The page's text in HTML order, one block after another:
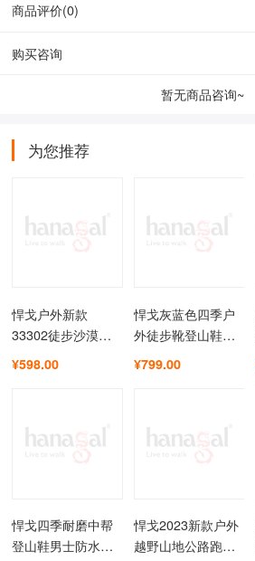
商品评价(0)
购买咨询
暂无商品咨询~
为您推荐
悍戈户外新款
33302徒步沙漠靴
¥598.00
悍戈灰蓝色四季户
外徒步靴登山鞋全
¥799.00
悍戈四季耐磨中帮
登山鞋男士防水鞋
悍戈2023新款户外
越野山地公路跑鞋